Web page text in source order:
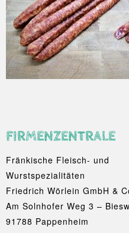
FIRMENZENTRALE
Fränkische Fleisch- und
Wurstspezialitäten
Friedrich Wörlein GmbH &
Am Solnhofer Weg 3 –
91788 Pappenheim